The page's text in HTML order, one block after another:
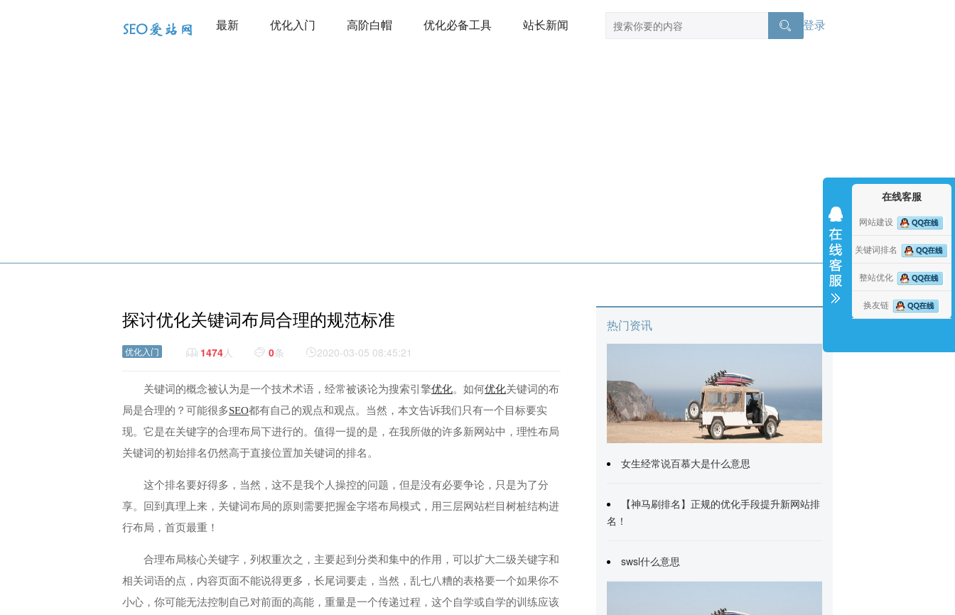
最新 优化入门 高阶白帽 优化必备工具 站长新闻 登录
探讨优化关键词布局合理的规范标准
优化入门 1474人 0条 2020-03-05 08:45:21
关键词的概念被认为是一个技术术语，经常被谈论为搜索引擎优化。如何优化关键词的布
局是合理的？可能很多SEO都有自己的观点和观点。当然，本文告诉我们只有一个目标要实
现。它是在关键字的合理布局下进行的。值得一提的是，在我所做的许多新网站中，理性布局
关键词的初始排名仍然高于直接位置加关键词的排名。
这个排名要好得多，当然，这不是我个人操控的问题，但是没有必要争论，只是为了分
享。回到真理上来，关键词布局的原则需要把握金字塔布局模式，用三层网站栏目树桩结构进
行布局，首页最重！
合理布局核心关键字，列权重次之，主要起到分类和集中的作用，可以扩大二级关键字和
相关词语的点，内容页面不能说得更多，长尾词要走，当然，乱七八糟的表格要一个如果你不
小心，你可能无法控制自己对前面的高能，重量是一个传递过程，这个自学或自学的训练应该
热门资讯
女生经常说百慕大是什么意思
【神马刷排名】正规的优化手段提升新网站排
名！
swsl什么意思
在线客服
网站建设
关键词排名
整站优化
换友链